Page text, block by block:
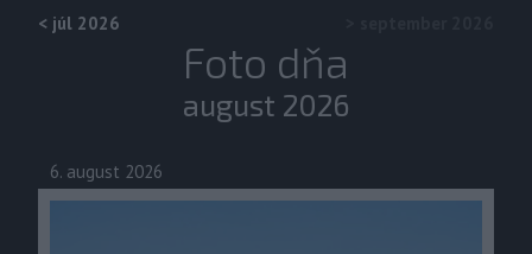
< júl 2026
Foto dňa
august 2026
6. august 2026